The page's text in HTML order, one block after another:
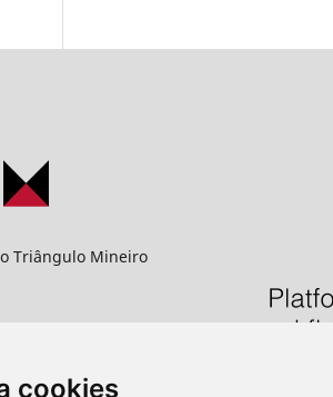
cookies
Triângulo Mineiro
- MG